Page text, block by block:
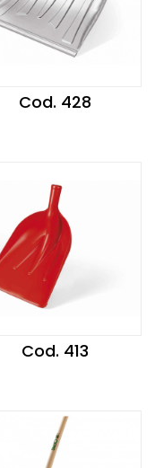
Cod. 428
Cod. 413